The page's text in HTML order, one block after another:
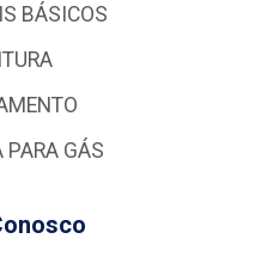
BÁSICOS
PARA GÁS